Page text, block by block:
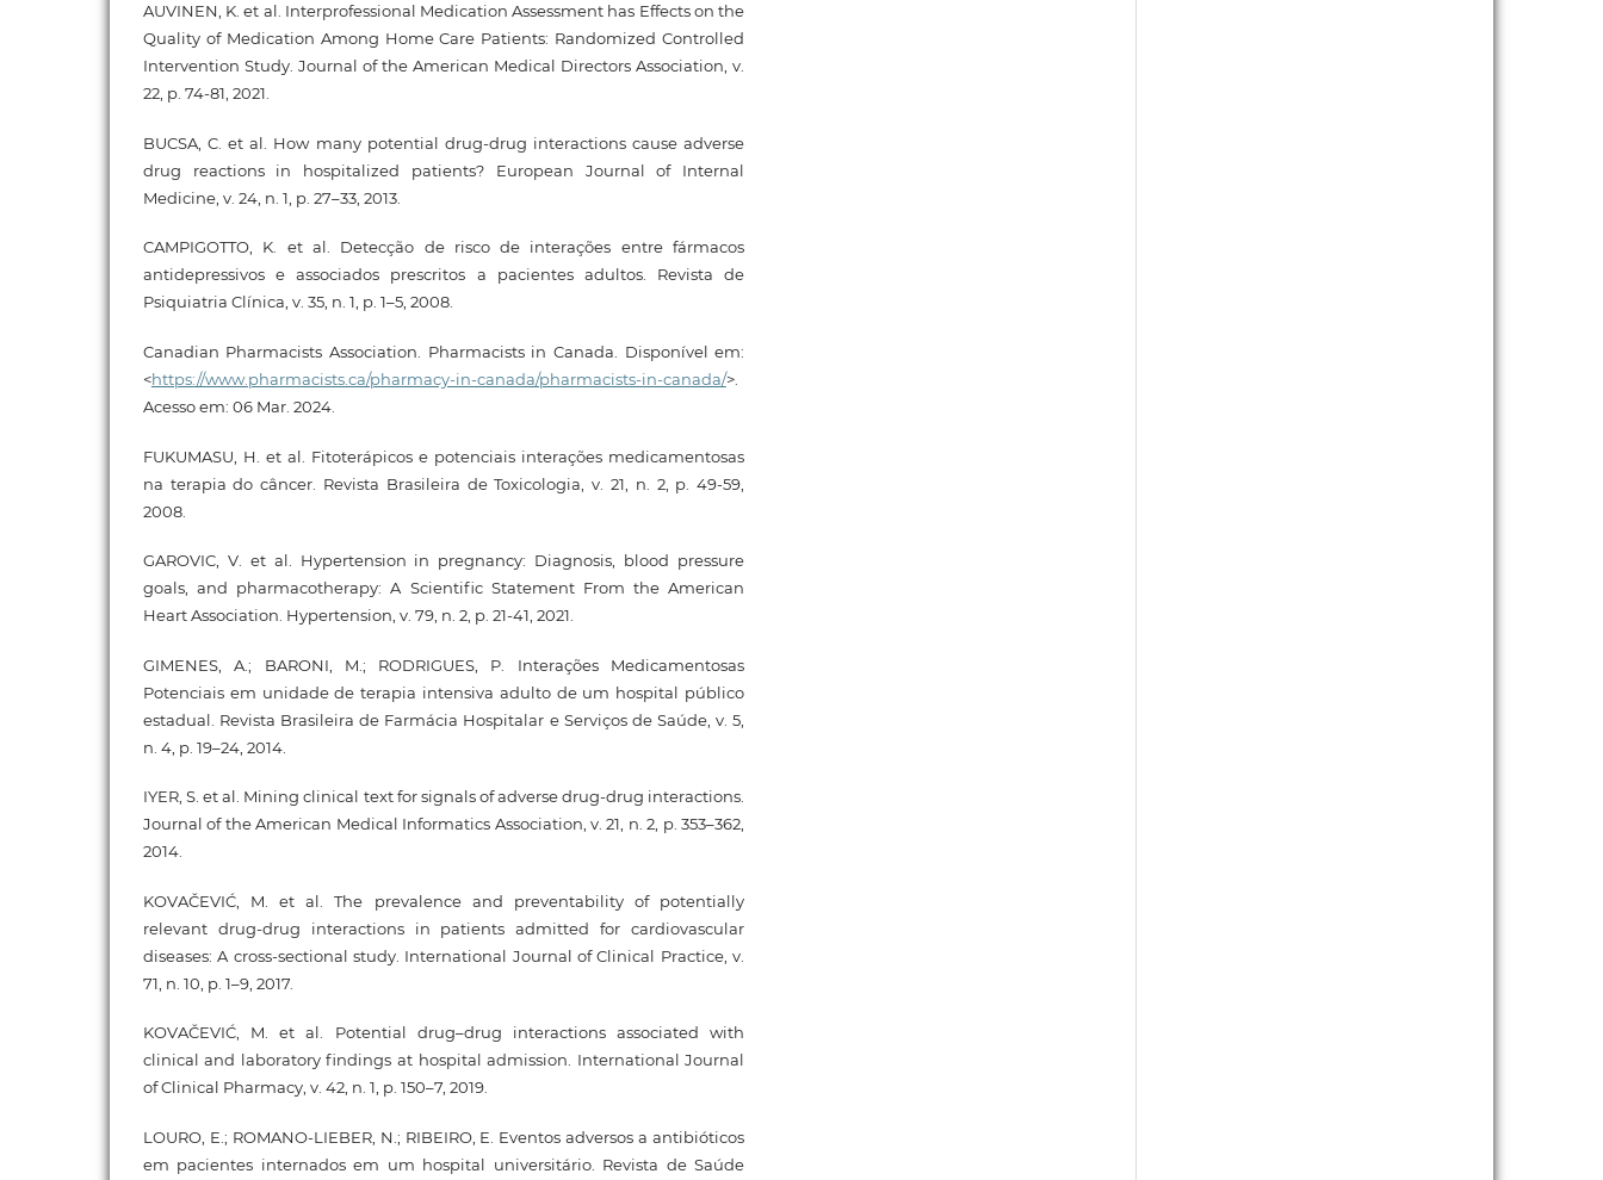
AUVINEN, K. et al. Interprofessional Medication Assessment has Effects on the
Quality of Medication Among Home Care Patients: Randomized Controlled
Intervention Study. Journal of the American Medical Directors Association, v.
22, p. 74-81, 2021.
BUCSA, C. et al. How many potential drug-drug interactions cause adverse
drug reactions in hospitalized patients? European Journal of Internal
Medicine, v. 24, n. 1, p. 27–33, 2013.
CAMPIGOTTO, K. et al. Detecção de risco de interações entre fármacos
antidepressivos e associados prescritos a pacientes adultos. Revista de
Psiquiatria Clínica, v. 35, n. 1, p. 1–5, 2008.
Canadian Pharmacists Association. Pharmacists in Canada. Disponível em:
<https://www.pharmacists.ca/pharmacy-in-canada/pharmacists-in-canada/>.
Acesso em: 06 Mar. 2024.
FUKUMASU, H. et al. Fitoterápicos e potenciais interações medicamentosas
na terapia do câncer. Revista Brasileira de Toxicologia, v. 21, n. 2, p. 49-59,
2008.
GAROVIC, V. et al. Hypertension in pregnancy: Diagnosis, blood pressure
goals, and pharmacotherapy: A Scientific Statement From the American
Heart Association. Hypertension, v. 79, n. 2, p. 21-41, 2021.
GIMENES, A.; BARONI, M.; RODRIGUES, P. Interações Medicamentosas
Potenciais em unidade de terapia intensiva adulto de um hospital público
estadual. Revista Brasileira de Farmácia Hospitalar e Serviços de Saúde, v. 5,
n. 4, p. 19–24, 2014.
IYER, S. et al. Mining clinical text for signals of adverse drug-drug interactions.
Journal of the American Medical Informatics Association, v. 21, n. 2, p. 353–362,
2014.
KOVAČEVIĆ, M. et al. The prevalence and preventability of potentially
relevant drug-drug interactions in patients admitted for cardiovascular
diseases: A cross-sectional study. International Journal of Clinical Practice, v.
71, n. 10, p. 1–9, 2017.
KOVAČEVIĆ, M. et al. Potential drug–drug interactions associated with
clinical and laboratory findings at hospital admission. International Journal
of Clinical Pharmacy, v. 42, n. 1, p. 150–7, 2019.
LOURO, E.; ROMANO-LIEBER, N.; RIBEIRO, E. Eventos adversos a antibióticos
em pacientes internados em um hospital universitário. Revista de Saúde